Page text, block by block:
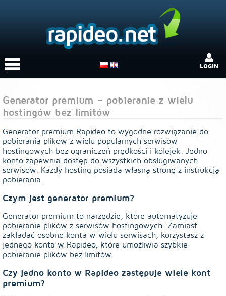
LOGIN
Generator premium – pobieranie z wielu
hostingów bez limitów
Generator premium Rapideo to wygodne rozwiązanie do
pobierania plików z wielu popularnych serwisów
hostingowych bez ograniczeń prędkości i kolejek. Jedno
konto zapewnia dostęp do wszystkich obsługiwanych
serwisów. Każdy hosting posiada własną stronę z instrukcją
pobierania.
Czym jest generator premium?
Generator premium to narzędzie, które automatyzuje
pobieranie plików z serwisów hostingowych. Zamiast
zakładać osobne konta w wielu serwisach, korzystasz z
jednego konta w Rapideo, które umożliwia szybkie
pobieranie plików bez limitów.
Czy jedno konto w Rapideo zastępuje wiele kont
premium?